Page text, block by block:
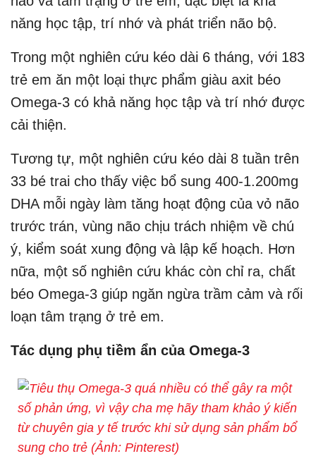
năng học tập, trí nhớ và phát triển não bộ.
Trong một nghiên cứu kéo dài 6 tháng, với 183
trẻ em ăn một loại thực phẩm giàu axit béo
Omega-3 có khả năng học tập và trí nhớ được
cải thiện.
Tương tự, một nghiên cứu kéo dài 8 tuần trên
33 bé trai cho thấy việc bổ sung 400-1.200mg
DHA mỗi ngày làm tăng hoạt động của vỏ não
trước trán, vùng não chịu trách nhiệm về chú
ý, kiểm soát xung động và lập kế hoạch. Hơn
nữa, một số nghiên cứu khác còn chỉ ra, chất
béo Omega-3 giúp ngăn ngừa trầm cảm và rối
loạn tâm trạng ở trẻ em.
Tác dụng phụ tiềm ẩn của Omega-3